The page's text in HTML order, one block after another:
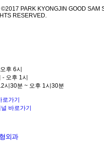
PARK KYONGJIN GOOD SAM
RESERVED.
후 6시
오후 1시
시30분 ~ 오후 1시30분
외과